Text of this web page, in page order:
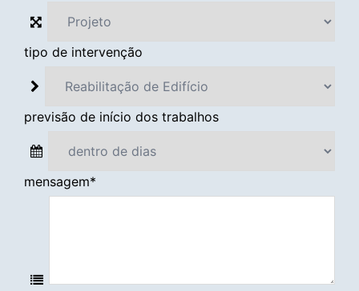
tipo de intervenção
previsão de início dos trabalhos
mensagem*